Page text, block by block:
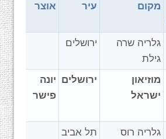
מקום עיר אוצר
גלריה שרה
גילת
ירושלים
מוזיאון
ישראל
ירושלים יונה
פישר
גלריה רוס תל אביב